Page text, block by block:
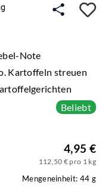
Note
Kartoffeln streuen
Beliebt
4,95 €
112,50 € pro 1 kg
Mengeneinheit: 44 g